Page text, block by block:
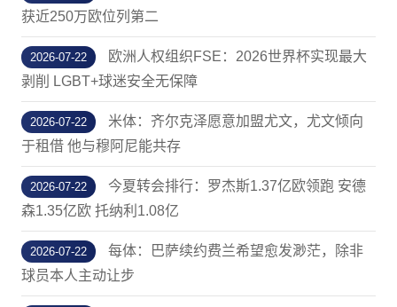
获近250万欧位列第二
2026-07-22
欧洲人权组织FSE：2026世界杯实现最大
剥削 LGBT+球迷安全无保障
2026-07-22
米体：齐尔克泽愿意加盟尤文，尤文倾向
于租借 他与穆阿尼能共存
2026-07-22
今夏转会排行：罗杰斯1.37亿欧领跑 安德
森1.35亿欧 托纳利1.08亿
2026-07-22
每体：巴萨续约费兰希望愈发渺茫，除非
球员本人主动让步